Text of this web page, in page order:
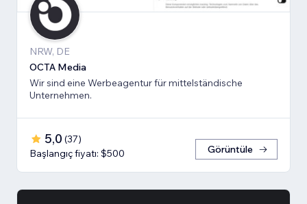
NRW, DE
OCTA Media
Wir sind eine Werbeagentur für mittelständische
Unternehmen.
5,0 (37)
Başlangıç fiyatı: $500
Görüntüle